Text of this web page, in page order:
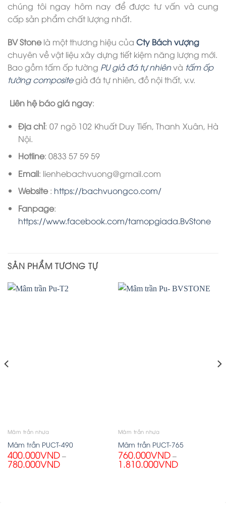
chúng tôi ngay hôm nay để được tư vấn và cung
cấp sản phẩm chất lượng nhất.
BV Stonelà một thương hiệu của Cty Bách vượng
chuyên về vật liệu xây dựng tiết kiệm năng lượng mới.
Bao gồm tấm ốp tường PU giả đá tự nhiênvà tấm ốp
tường compositegiả đá tự nhiên, đồ nội thất, v.v.
Liên hệ báo giá ngay:
Địa chỉ: 07 ngõ 102 Khuất Duy Tiến, Thanh Xuân, Hà
Nội.
Hotline: 0833 57 59 59
Email: lienhebachvuong@gmail.com
Website: https://bachvuongco.com/
Fanpage:
https://www.facebook.com/tamopgiada.BvStone
SẢN PHẨM TƯƠNG TỰ
Mâm trần nhựa
Mâm trần PUCT-490
400.000VND–
780.000VND
Mâm trần nhựa
Mâm trần PUCT-765
760.000VND–
1.810.000VND